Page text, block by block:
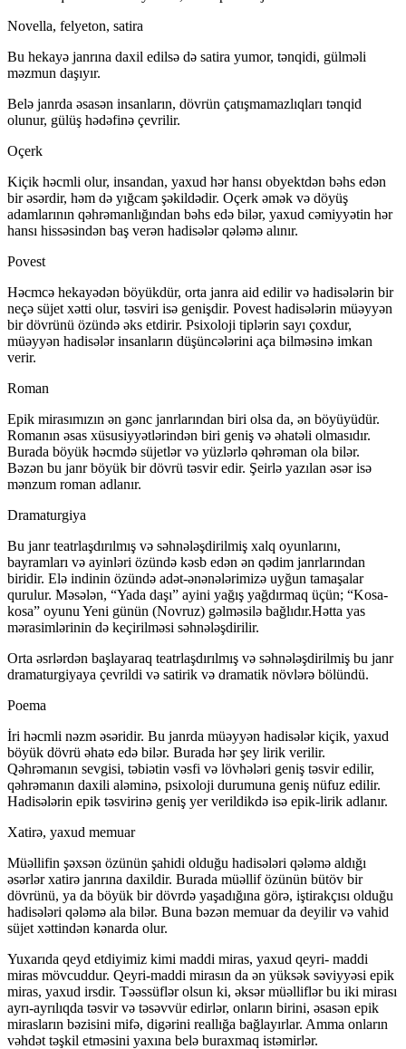
Novella, felyeton, satira
Bu hekayə janrına daxil edilsə də satira yumor, tənqidi, gülməli
məzmun daşıyır.
Belə janrda əsasən insanların, dövrün çatışmamazlıqları tənqid
olunur, gülüş hədəfinə çevrilir.
Oçerk
Kiçik həcmli olur, insandan, yaxud hər hansı obyektdən bəhs edən
bir əsərdir, həm də yığcam şəkildədir. Oçerk əmək və döyüş
adamlarının qəhrəmanlığından bəhs edə bilər, yaxud cəmiyyətin hər
hansı hissəsindən baş verən hadisələr qələmə alınır.
Povest
Həcmcə hekayədən böyükdür, orta janra aid edilir və hadisələrin bir
neçə süjet xətti olur, təsviri isə genişdir. Povest hadisələrin müəyyən
bir dövrünü özündə əks etdirir. Psixoloji tiplərin sayı çoxdur,
müəyyən hadisələr insanların düşüncələrini aça bilməsinə imkan
verir.
Roman
Epik mirasımızın ən gənc janrlarından biri olsa da, ən böyüyüdür.
Romanın əsas xüsusiyyətlərindən biri geniş və əhatəli olmasıdır.
Burada böyük həcmdə süjetlər və yüzlərlə qəhrəman ola bilər.
Bəzən bu janr böyük bir dövrü təsvir edir. Şeirlə yazılan əsər isə
mənzum roman adlanır.
Dramaturgiya
Bu janr teatrlaşdırılmış və səhnələşdirilmiş xalq oyunlarını,
bayramları və ayinləri özündə kəsb edən ən qədim janrlarından
biridir. Elə indinin özündə adət-ənənələrimizə uyğun tamaşalar
qurulur. Məsələn, “Yada daşı” ayini yağış yağdırmaq üçün; “Kosa-
kosa” oyunu Yeni günün (Novruz) gəlməsilə bağlıdır.Hətta yas
mərasimlərinin də keçirilməsi səhnələşdirilir.
Orta əsrlərdən başlayaraq teatrlaşdırılmış və səhnələşdirilmiş bu janr
dramaturgiyaya çevrildi və satirik və dramatik növlərə bölündü.
Poema
İri həcmli nəzm əsəridir. Bu janrda müəyyən hadisələr kiçik, yaxud
böyük dövrü əhatə edə bilər. Burada hər şey lirik verilir.
Qəhrəmanın sevgisi, təbiətin vəsfi və lövhələri geniş təsvir edilir,
qəhrəmanın daxili aləminə, psixoloji durumuna geniş nüfuz edilir.
Hadisələrin epik təsvirinə geniş yer verildikdə isə epik-lirik adlanır.
Xatirə, yaxud memuar
Müəllifin şəxsən özünün şahidi olduğu hadisələri qələmə aldığı
əsərlər xatirə janrına daxildir. Burada müəllif özünün bütöv bir
dövrünü, ya da böyük bir dövrdə yaşadığına görə, iştirakçısı olduğu
hadisələri qələmə ala bilər. Buna bəzən memuar da deyilir və vahid
süjet xəttindən kənarda olur.
Yuxarıda qeyd etdiyimiz kimi maddi miras, yaxud qeyri- maddi
miras mövcuddur. Qeyri-maddi mirasın da ən yüksək səviyyəsi epik
miras, yaxud irsdir. Təəssüflər olsun ki, əksər müəlliflər bu iki mirası
ayrı-ayrılıqda təsvir və təsəvvür edirlər, onların birini, əsasən epik
mirasların bəzisini mifə, digərini reallığa bağlayırlar. Amma onların
vəhdət təşkil etməsini yaxına belə buraxmaq istəmirlər.